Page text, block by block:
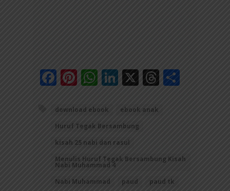
Facebook
Pinterest
WhatsApp
LinkedIn
X Threads
download ebook
ebook anak
Huruf Tegak Bersambung
kisah 25 nabi dan rasul
Menulis Huruf Tegak Bersambung Kisah
Nabi Muhammad 4
Nabi Muhammad
paud
paud tk